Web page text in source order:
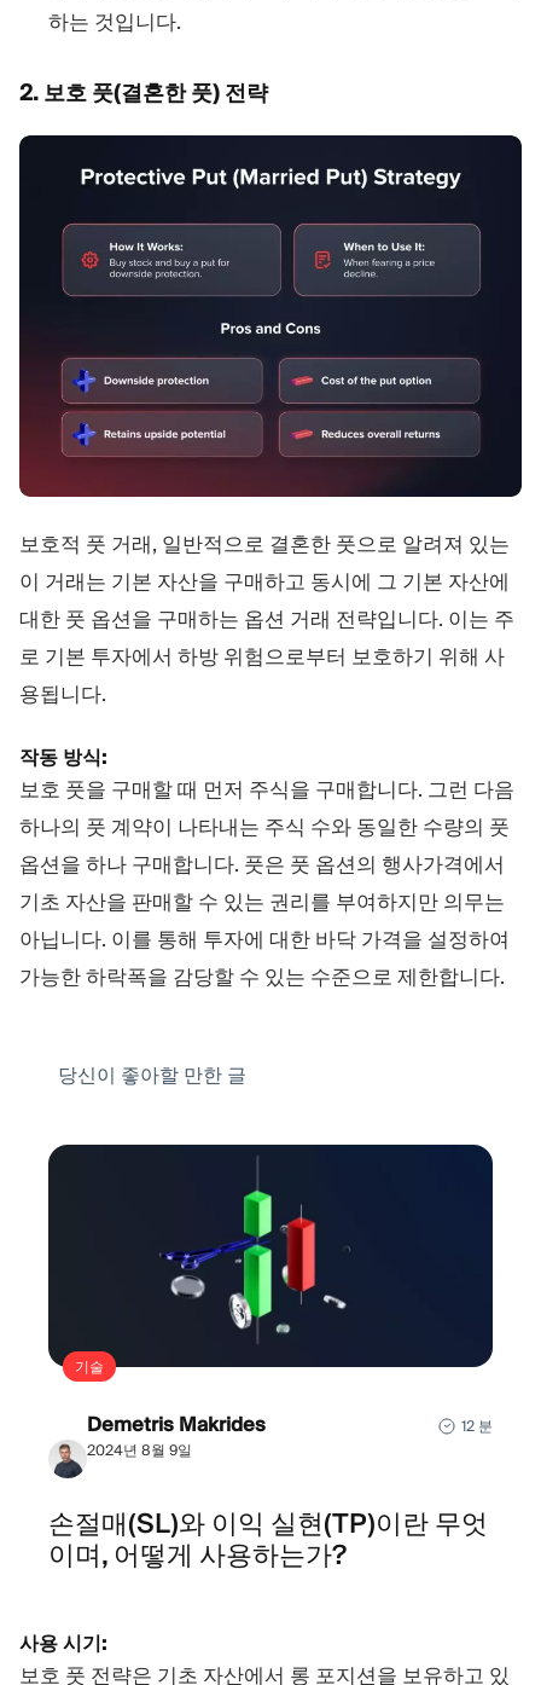
하는 것입니다.
2. 보호 풋(결혼한 풋) 전략
보호적 풋 거래, 일반적으로 결혼한 풋으로 알려져 있는
이 거래는 기본 자산을 구매하고 동시에 그 기본 자산에
대한 풋 옵션을 구매하는 옵션 거래 전략입니다. 이는 주
로 기본 투자에서 하방 위험으로부터 보호하기 위해 사
용됩니다.
작동 방식:
보호 풋을 구매할 때 먼저 주식을 구매합니다. 그런 다음
하나의 풋 계약이 나타내는 주식 수와 동일한 수량의 풋
옵션을 하나 구매합니다. 풋은 풋 옵션의 행사가격에서
기초 자산을 판매할 수 있는 권리를 부여하지만 의무는
아닙니다. 이를 통해 투자에 대한 바닥 가격을 설정하여
가능한 하락폭을 감당할 수 있는 수준으로 제한합니다.
당신이 좋아할 만한 글
기술
Demetris Makrides
2024년 8월 9일
12 분
손절매(SL)와 이익 실현(TP)이란 무엇
이며, 어떻게 사용하는가?
사용 시기:
보호 풋 전략은 기초 자산에서 롱 포지션을 보유하고 있